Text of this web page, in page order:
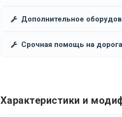
Дополнительное
Срочная помощь на
Характеристики и